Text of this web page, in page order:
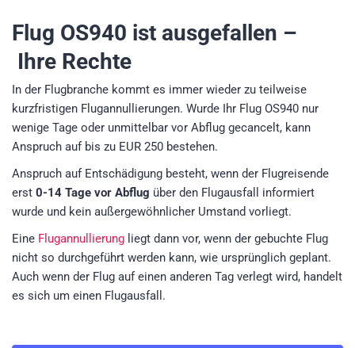
Flug OS940 ist ausgefallen –
Ihre Rechte
In der Flugbranche kommt es immer wieder zu teilweise
kurzfristigen Flugannullierungen. Wurde Ihr Flug OS940 nur
wenige Tage oder unmittelbar vor Abflug gecancelt, kann
Anspruch auf bis zu EUR 250 bestehen.
Anspruch auf Entschädigung besteht, wenn der Flugreisende
erst 0-14 Tage vor Abflug über den Flugausfall informiert
wurde und kein außergewöhnlicher Umstand vorliegt.
Eine Flugannullierung liegt dann vor, wenn der gebuchte Flug
nicht so durchgeführt werden kann, wie ursprünglich geplant.
Auch wenn der Flug auf einen anderen Tag verlegt wird, handelt
es sich um einen Flugausfall.